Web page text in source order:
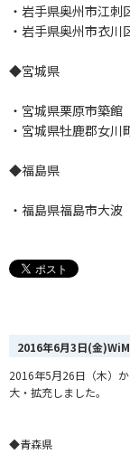
・岩手県奥州市江
・岩手県奥州市衣
◆宮城県
・宮城県栗原市築
・宮城県牡鹿郡女
◆福島県
・福島県福島市大
2016年6月3日(金
2016年5月26日（木）
大・拡充しました。
◆青森県